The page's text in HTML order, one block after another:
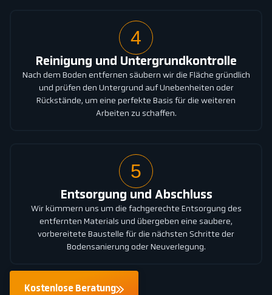
4
Reinigung und Untergrundkontrolle
Nach dem Boden entfernen säubern wir die Fläche gründlich
und prüfen den Untergrund auf Unebenheiten oder
Rückstände, um eine perfekte Basis für die weiteren
Arbeiten zu schaffen.
5
Entsorgung und Abschluss
Wir kümmern uns um die fachgerechte Entsorgung des
entfernten Materials und übergeben eine saubere,
vorbereitete Baustelle für die nächsten Schritte der
Bodensanierung oder Neuverlegung.
Kostenlose Beratung